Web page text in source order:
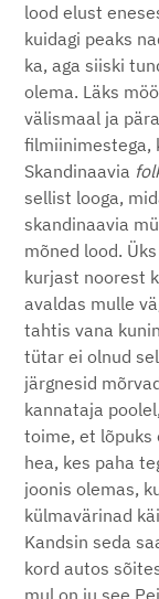
lood elust
kuidagi peaks
ka, aga siiski
olema. Läks
välismaal ja
filmiinimestega,
Skandinaavia
sellist looga,
skandinaavia
mõned lood.
kurjast noorest
avaldas mulle
tahtis vana
tütar ei olnud
järgnesid
kannataja
toime, et lõpuks
hea, kes paha
joonis olemas,
külmavärinad
Kandsin seda
kord autos
mul on ju see